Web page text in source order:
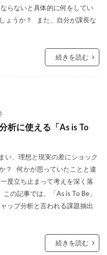
らないと具体的に何をしてい
ょうか？ また、自分が課長な
続きを読む
析に使える「As is To
、理想と現実の差にショック
？ 何かが思っていたことと違
度立ち止まって考えを深く落
の記事では、「As is To Be」
ップ分析と言われる課題抽出
続きを読む